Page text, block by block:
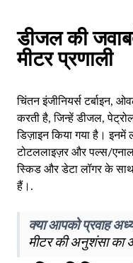
डीजल की
मीटर प्रणाली
चिंतन इंजीनियर्स टर्बाइन,
करती है, जिन्हें डीजल,
डिज़ाइन किया गया है।
टोटललाइज़र और पल्स/
स्किड और डेटा लॉगर के
हैं।.
क्या आपको प्रवाह
मीटर की अनुशंसा का